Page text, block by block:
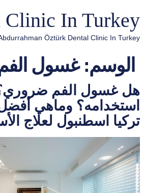
Clinic In Turkey
Öztürk Dental Clinic In Turkey
الوسم:غسول
هل غسول الفم
استخدامه؟ وماهي
تركيا اسطنبول لعلاج